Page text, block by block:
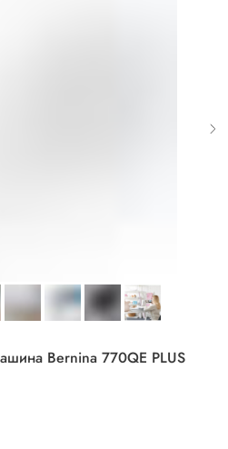
Bernina 770QE PLUS